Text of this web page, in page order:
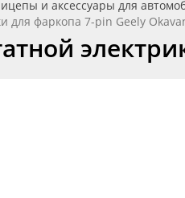
и аксессуары для
для фаркопа 7-pin Geely